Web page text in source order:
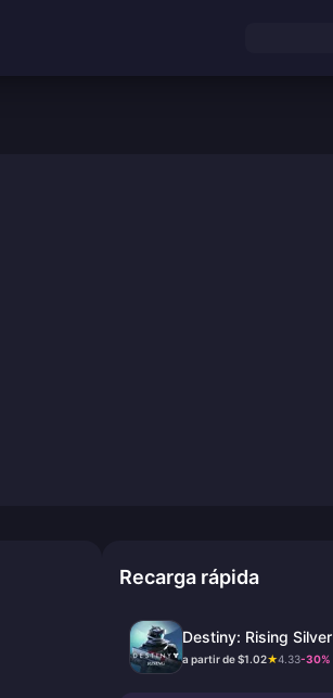
Recarga rápida
Destiny: Rising Silver
a partir de $1.02★4.33-30%